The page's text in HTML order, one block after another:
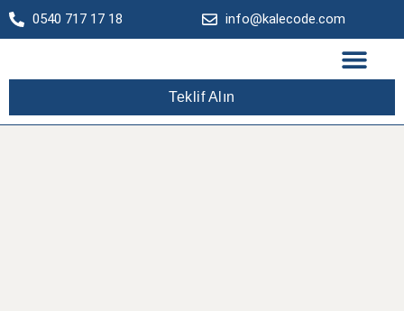
0540 717 17 18 info@kalecode.com
Teklif Alın